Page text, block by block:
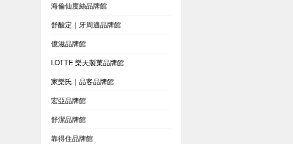
海倫仙度絲品牌館
舒酸定｜牙周適品牌館
億滋品牌館
LOTTE 樂天製菓品牌館
家樂氏｜品客品牌館
宏亞品牌館
舒潔品牌館
靠得住品牌館